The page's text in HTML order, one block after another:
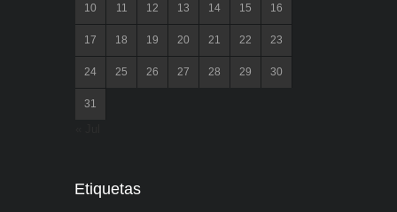
10 11 12 13 14 15 16
17 18 19 20 21 22 23
24 25 26 27 28 29 30
31
Etiquetas